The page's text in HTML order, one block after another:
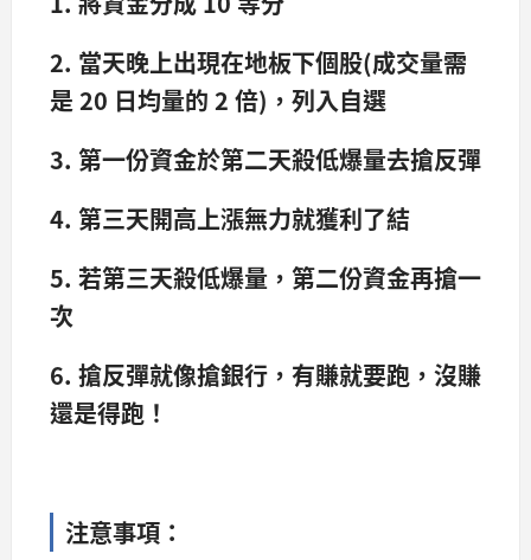
2. 當天晚上出現在地板下個股(成交量需
是 20 日均量的 2 倍)，列入自選
3. 第一份資金於第二天殺低爆量去搶反彈
4. 第三天開高上漲無力就獲利了結
5. 若第三天殺低爆量，第二份資金再搶一
次
6. 搶反彈就像搶銀行，有賺就要跑，沒賺
還是得跑！
注意事項：